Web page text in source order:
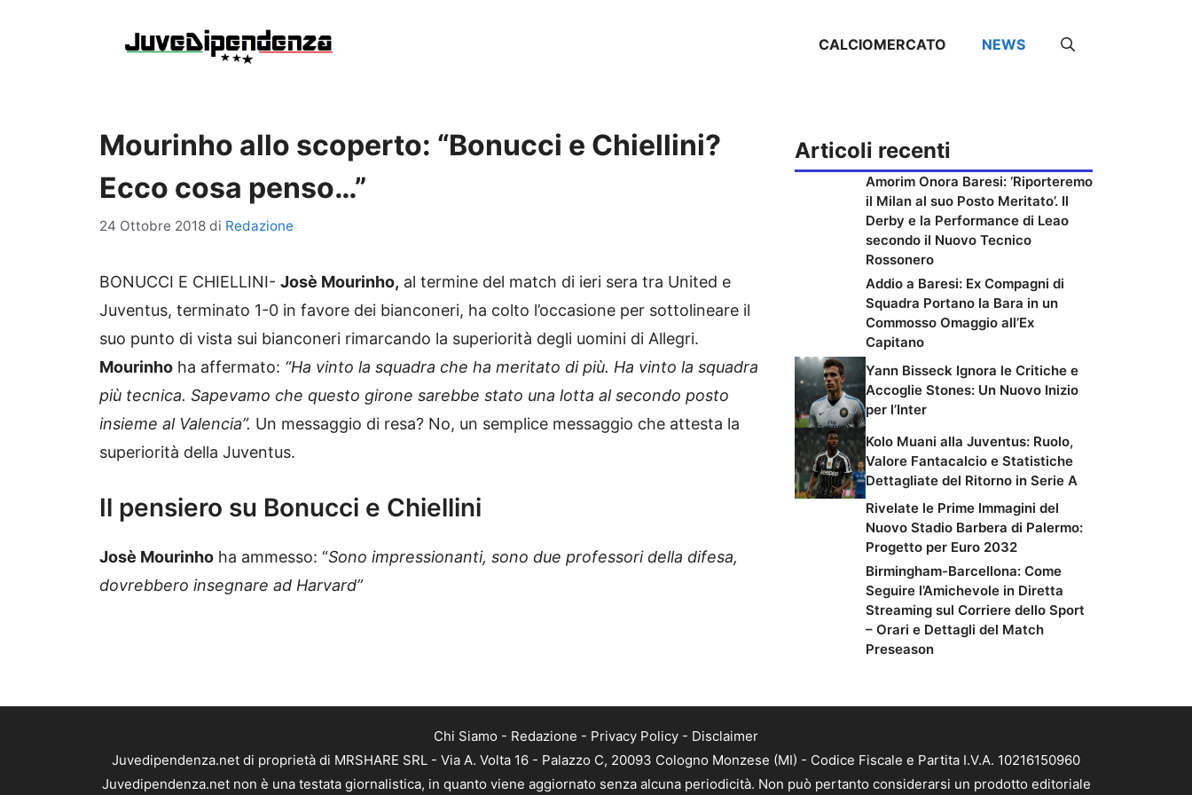
CALCIOMERCATO NEWS
Mourinho allo scoperto: “Bonucci e Chiellini?
Ecco cosa penso…”
24 Ottobre 2018 di Redazione
BONUCCI E CHIELLINI- Josè Mourinho, al termine del match di ieri sera tra United e
Juventus, terminato 1-0 in favore dei bianconeri, ha colto l’occasione per sottolineare il
suo punto di vista sui bianconeri rimarcando la superiorità degli uomini di Allegri.
Mourinho ha affermato: “Ha vinto la squadra che ha meritato di più. Ha vinto la squadra
più tecnica. Sapevamo che questo girone sarebbe stato una lotta al secondo posto
insieme al Valencia”. Un messaggio di resa? No, un semplice messaggio che attesta la
superiorità della Juventus.
Il pensiero su Bonucci e Chiellini
Josè Mourinho ha ammesso: “Sono impressionanti, sono due professori della difesa,
dovrebbero insegnare ad Harvard”
Articoli recenti
Amorim Onora Baresi: ‘Riporteremo
il Milan al suo Posto Meritato’. Il
Derby e la Performance di Leao
secondo il Nuovo Tecnico
Rossonero
Addio a Baresi: Ex Compagni di
Squadra Portano la Bara in un
Commosso Omaggio all’Ex
Capitano
Yann Bisseck Ignora le Critiche e
Accoglie Stones: Un Nuovo Inizio
per l’Inter
Kolo Muani alla Juventus: Ruolo,
Valore Fantacalcio e Statistiche
Dettagliate del Ritorno in Serie A
Rivelate le Prime Immagini del
Nuovo Stadio Barbera di Palermo:
Progetto per Euro 2032
Birmingham-Barcellona: Come
Seguire l’Amichevole in Diretta
Streaming sul Corriere dello Sport
– Orari e Dettagli del Match
Preseason
Chi Siamo - Redazione - Privacy Policy - Disclaimer
Juvedipendenza.net di proprietà di MRSHARE SRL - Via A. Volta 16 - Palazzo C, 20093 Cologno Monzese (MI) - Codice Fiscale e Partita I.V.A. 10216150960
Juvedipendenza.net non è una testata giornalistica, in quanto viene aggiornato senza alcuna periodicità. Non può pertanto considerarsi un prodotto editoriale